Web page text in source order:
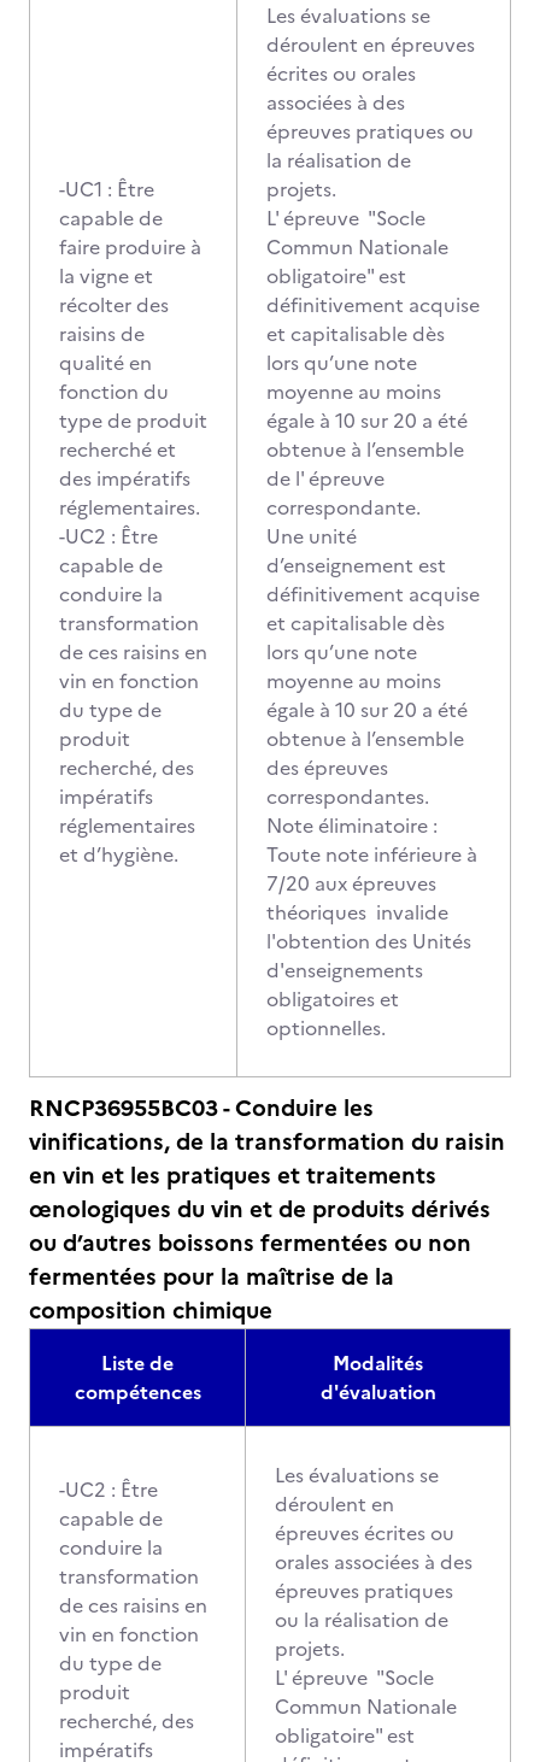
-UC1 : Être
capable de
faire produire à
la vigne et
récolter des
raisins de
qualité en
fonction du
type de produit
recherché et
des impératifs
réglementaires.
-UC2 : Être
capable de
conduire la
transformation
de ces raisins en
vin en fonction
du type de
produit
recherché, des
impératifs
réglementaires
et d’hygiène.
Les évaluations se
déroulent en épreuves
écrites ou orales
associées à des
épreuves pratiques ou
la réalisation de
projets.
L' épreuve "Socle
Commun Nationale
obligatoire" est
définitivement acquise
et capitalisable dès
lors qu’une note
moyenne au moins
égale à 10 sur 20 a été
obtenue à l’ensemble
de l' épreuve
correspondante.
Une unité
d’enseignement est
définitivement acquise
et capitalisable dès
lors qu’une note
moyenne au moins
égale à 10 sur 20 a été
obtenue à l’ensemble
des épreuves
correspondantes.
Note éliminatoire :
Toute note inférieure à
7/20 aux épreuves
théoriques invalide
l'obtention des Unités
d'enseignements
obligatoires et
optionnelles.
RNCP36955BC03 - Conduire les
vinifications, de la transformation du raisin
en vin et les pratiques et traitements
œnologiques du vin et de produits dérivés
ou d’autres boissons fermentées ou non
fermentées pour la maîtrise de la
composition chimique
Liste de
compétences
Modalités
d'évaluation
-UC2 : Être
capable de
conduire la
transformation
de ces raisins en
vin en fonction
du type de
produit
recherché, des
impératifs
Les évaluations se
déroulent en
épreuves écrites ou
orales associées à des
épreuves pratiques
ou la réalisation de
projets.
L' épreuve "Socle
Commun Nationale
obligatoire" est